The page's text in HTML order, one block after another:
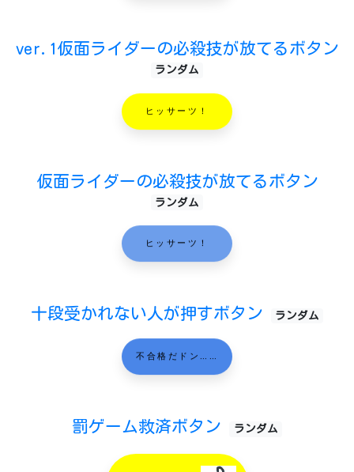
ver.1仮面ライダーの必殺技が放てるボタン
ランダム
ヒッサーツ！
仮面ライダーの必殺技が放てるボタン
ランダム
ヒッサーツ！
十段受かれない人が押すボタン ランダム
不合格だドン……
罰ゲーム救済ボタン ランダム